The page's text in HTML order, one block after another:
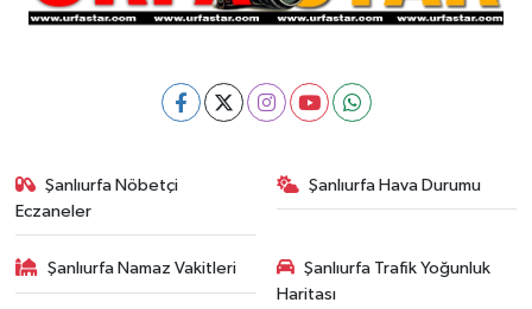
Şanlıurfa Nöbetçi
Eczaneler
Şanlıurfa Hava Durumu
Şanlıurfa Namaz Vakitleri
Şanlıurfa Trafik Yoğunluk
Haritası